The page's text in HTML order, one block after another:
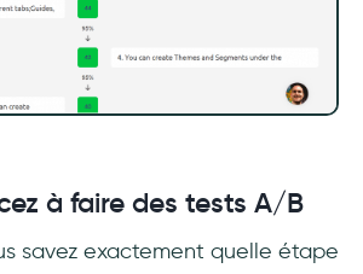
à faire des tests A/B
savez exactement quelle étape